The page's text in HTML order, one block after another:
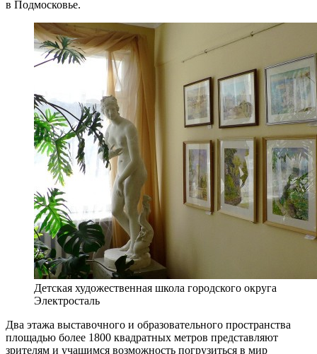
в Подмосковье.
Детская художественная школа городского округа
Электросталь
Два этажа выставочного и образовательного пространства
площадью более 1800 квадратных метров представляют
зрителям и учащимся возможность погрузиться в мир